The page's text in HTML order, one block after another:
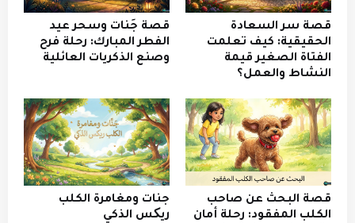
قصة سر السعادة
الحقيقية: كيف تعلمت
الفتاة الصغير قيمة
النشاط والعمل؟
قصة جَنات وسحر عيد
الفطر المبارك: رحلة فرح
وصنع الذكريات العائلية
قصة البحث عن صاحب
الكلب المفقود: رحلة أمان
جنات ومغامرة الكلب
ريکس الذكي